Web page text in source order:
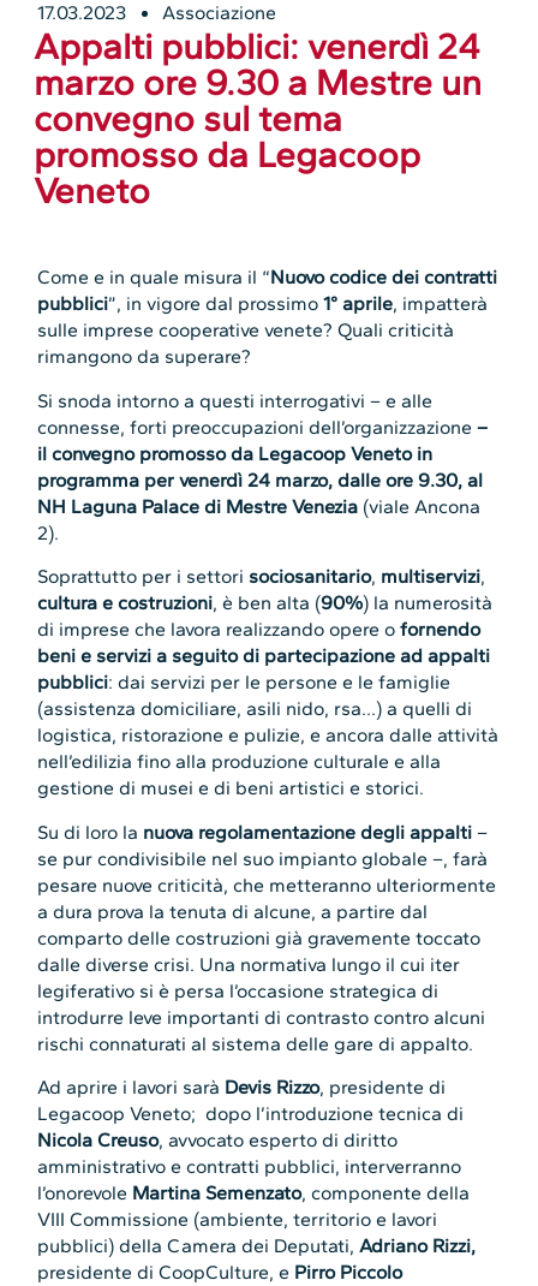
17.03.2023 Associazione
Appalti pubblici: venerdì 24
marzo ore 9.30 a Mestre un
convegno sul tema
promosso da Legacoop
Veneto
Come e in quale misura il “Nuovo codice dei contratti
pubblici”, in vigore dal prossimo1° aprile, impatterà
sulle imprese cooperative venete? Quali criticità
rimangono da superare?
Si snoda intorno a questi interrogativi – e alle
connesse, forti preoccupazioni dell’organizzazione–
il convegno promosso da Legacoop Veneto in
programma per venerdì 24 marzo, dalle ore 9.30, al
NH Laguna Palace di Mestre Venezia (viale Ancona
2).
Soprattutto per i settori sociosanitario, multiservizi,
cultura e costruzioni, è ben alta (90%) la numerosità
di imprese che lavora realizzando opere o fornendo
beni e servizi a seguito di partecipazione ad appalti
pubblici: dai servizi per le persone e le famiglie
(assistenza domiciliare, asili nido, rsa…) a quelli di
logistica, ristorazione e pulizie, e ancora dalle attività
nell’edilizia fino alla produzione culturale e alla
gestione di musei e di beni artistici e storici.
Su di loro la nuova regolamentazione degli appalti –
se pur condivisibile nel suo impianto globale –, farà
pesare nuove criticità, che metteranno ulteriormente
a dura prova la tenuta di alcune, a partire dal
comparto delle costruzioni già gravemente toccato
dalle diverse crisi. Una normativa lungo il cui iter
legiferativo si è persa l’occasione strategica di
introdurre leve importanti di contrasto contro alcuni
rischi connaturati al sistema delle gare di appalto.
Ad aprire i lavori sarà Devis Rizzo, presidente di
Legacoop Veneto; dopo l’introduzione tecnica di
Nicola Creuso, avvocato esperto di diritto
amministrativo e contratti pubblici, interverranno
l’onorevole Martina Semenzato, componente della
VIII Commissione (ambiente, territorio e lavori
pubblici) della Camera dei Deputati,Adriano Rizzi,
presidente di CoopCulture, e Pirro Piccolo